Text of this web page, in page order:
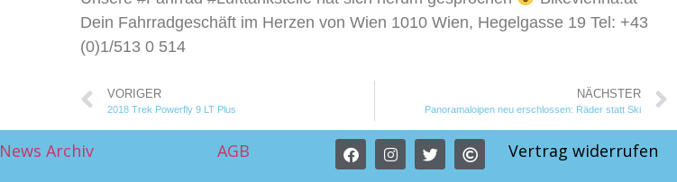
Dein Fahrradgeschäft im Herzen von Wien 1010 Wien, Hegelgasse 19 Tel: +43
(0)1/513 0 514
VORIGER
2018 Trek Powerfly 9 LT Plus
NÄCHSTER
Panoramaloipen neu erschlossen: Räder statt Ski
News Archiv AGB Vertrag widerrufen